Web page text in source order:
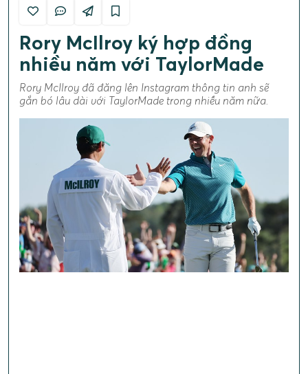
Rory McIlroy ký hợp đồng
nhiều năm với TaylorMade
Rory McIlroy đã đăng lên Instagram thông tin anh sẽ
gắn bó lâu dài với TaylorMade trong nhiều năm nữa.